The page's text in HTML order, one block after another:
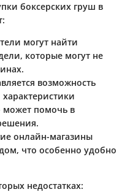
боксерских груш в
могут найти
которые могут не
возможность
может помочь в
онлайн-магазины
что особенно удобно
недостатках: